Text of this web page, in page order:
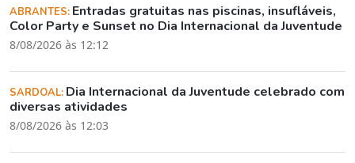
ABRANTES: Entradas gratuitas nas piscinas, insufláveis,
Color Party e Sunset no Dia Internacional da Juventude
8/08/2026 às 12:12
SARDOAL: Dia Internacional da Juventude celebrado com
diversas atividades
8/08/2026 às 12:03